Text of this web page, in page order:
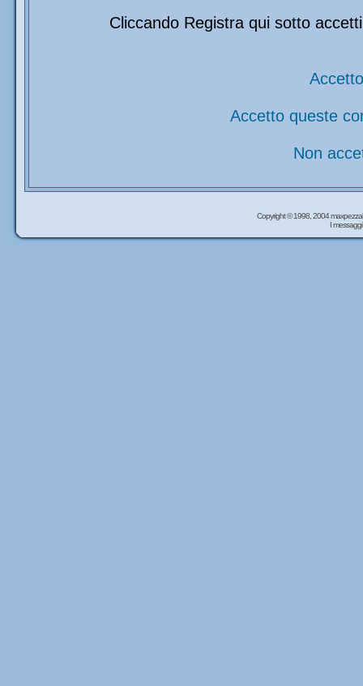
Cliccando Registra qui sotto
Accetto queste
Non
Copyright © 1998, 2004
I